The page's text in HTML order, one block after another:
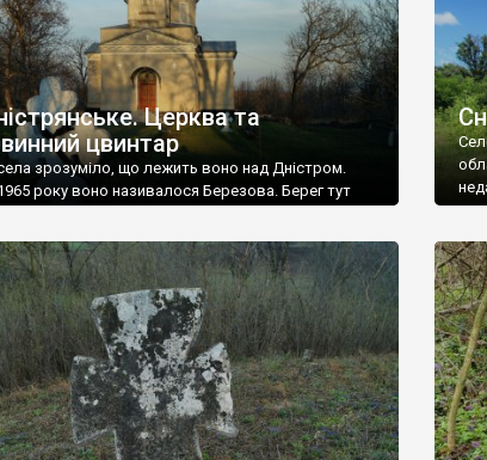
Церква та
цвинтар
зрозуміло, що лежить воно над Дністром.
року воно називалося Березова. Берег тут
відрізняється від більшості навколишніх
є мурована Михайлівська церква. Точної дати […]
[…]